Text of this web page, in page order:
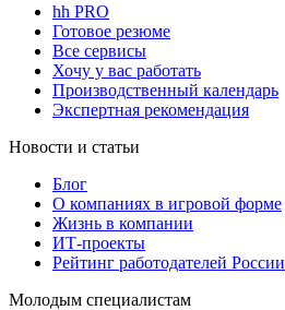
hh PRO
Готовое резюме
Все сервисы
Хочу у вас работать
Производственный календарь
Экспертная рекомендация
Новости и статьи
Блог
О компаниях в игровой форме
Жизнь в компании
ИТ-проекты
Рейтинг работодателей России
Молодым специалистам